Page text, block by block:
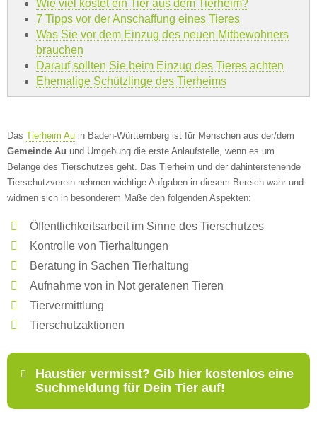
Wie viel kostet ein Tier aus dem Tierheim?
7 Tipps vor der Anschaffung eines Tieres
Was Sie vor dem Einzug des neuen Mitbewohners
brauchen
Darauf sollten Sie beim Einzug des Tieres achten
Ehemalige Schützlinge des Tierheims
Das Tierheim Au in Baden-Württemberg ist für Menschen aus der/dem
Gemeinde Au und Umgebung die erste Anlaufstelle, wenn es um
Belange des Tierschutzes geht. Das Tierheim und der dahinterstehende
Tierschutzverein nehmen wichtige Aufgaben in diesem Bereich wahr und
widmen sich in besonderem Maße den folgenden Aspekten:
Öffentlichkeitsarbeit im Sinne des Tierschutzes
Kontrolle von Tierhaltungen
Beratung in Sachen Tierhaltung
Aufnahme von in Not geratenen Tieren
Tiervermittlung
Tierschutzaktionen
Haustier vermisst? Gib hier kostenlos eine
Suchmeldung für Dein Tier auf!